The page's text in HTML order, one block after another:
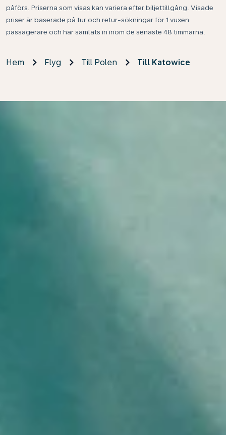
påförs. Priserna som visas kan variera efter biljettillgång. Visade
priser är baserade på tur och retur-sökningar för 1 vuxen
passagerare och har samlats in inom de senaste 48 timmarna.
Hem Flyg Till Polen Till Katowice